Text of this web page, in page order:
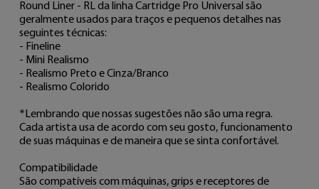
Round Liner - RL da linha Cartridge Pro Universal são
geralmente usados para traços e pequenos detalhes nas
seguintes técnicas:
- Fineline
- Mini Realismo
- Realismo Preto e Cinza/Branco
- Realismo Colorido
*Lembrando que nossas sugestões não são uma regra.
Cada artista usa de acordo com seu gosto, funcionamento
de suas máquinas e de maneira que se sinta confortável.
Compatibilidade
São compatíveis com máquinas, grips e receptores de